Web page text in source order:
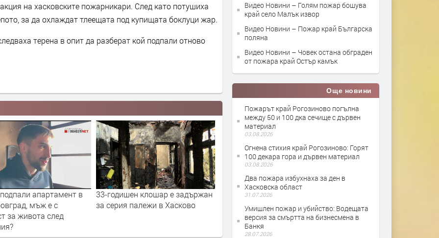
на хасковските пожарникари. След като потушиха
за да охлаждат тлеещата под купищата боклуци жар.
терена в опит да разберат кой подпали отново
клошар е задържан
палежи в Хасково
Пожар в амонячния цех на
торовия завод в Димитровград
Парижката Света Богородица в
пламъци
Димитровград
Видео Новини – Голям пожар бошува
край село Малък извор
Видео Новини – Пожар край Българска
поляна
Видео Новини – Човек остана обграден
от пожара край Остър камък
Още новини
Пожарът край Рогозиново погълна
между 50 и 100 дка сечище с дървен
материал
03.08.2026
Огнена стихия край Рогозиново: Горят
100 декара гора и дървен материал
03.08.2026
Два пожара избухнаха за ден в
Хасковска област
31.07.2026
Умишлен пожар и убийство: Водещата
версия за смъртта на бизнесмена в
Банкя
28.07.2026